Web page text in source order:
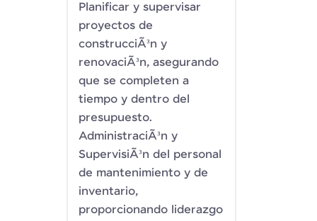
Planificar y supervisar
proyectos de
construcciÃ³n y
renovaciÃ³n, asegurando
que se completen a
tiempo y dentro del
presupuesto.
AdministraciÃ³n y
SupervisiÃ³n del personal
de mantenimiento y de
inventario,
proporcionando liderazgo